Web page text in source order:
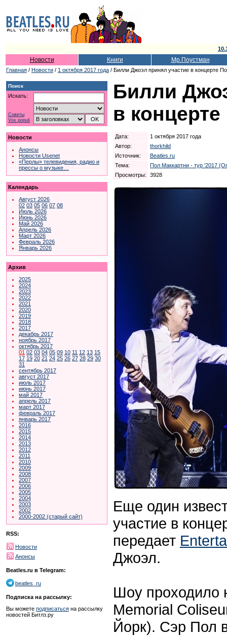
Новости Книги Мр.Поустман
Главная / Новости / 1 октября 2017 года / Билли Джоэл принял участие в концерте
Поиск
Искать:
Советы
Vox populi
Новости
Анонсы
Новости Usenet
«Перлы» телевидения, радио и
прессы о музыке…
Календарь
Август 2026
02 03 05 06 07 08
Июль 2026
Июнь 2026
Май 2026
Апрель 2026
Март 2026
Февраль 2026
Январь 2026
Архив
2025
2024
2023
2022
2021
2020
2019
2018
2017
декабрь 2017
ноябрь 2017
октябрь 2017
01 02 03 04 05 09 10 11 12 13 15
17 19 20 21 24 25 26 27 28 29 30
31
сентябрь 2017
август 2017
июль 2017
июнь 2017
май 2017
апрель 2017
март 2017
февраль 2017
январь 2017
2016
2015
2014
2013
2012
2011
2010
2009
2008
2007
2006
2005
2004
2003
2002
2000-2002 (старый сайт)
RSS:
Новости
Анонсы
Beatles.ru в Telegram:
beatles_ru
Подписка на рассылку:
Вы можете подписаться на рассылку
новостей Битлз.ру
Билли
в
Дата:
1 октября 2017 года
Автор:
thorkhild
Источник:
Beatles.ru
Тема:
Пол Маккартни - тур '2017
Просмотры:
3928
Еще один
участие в
передает
Джоэл.
Шоу проходило
Memorial
Йорк). Сэр Пол